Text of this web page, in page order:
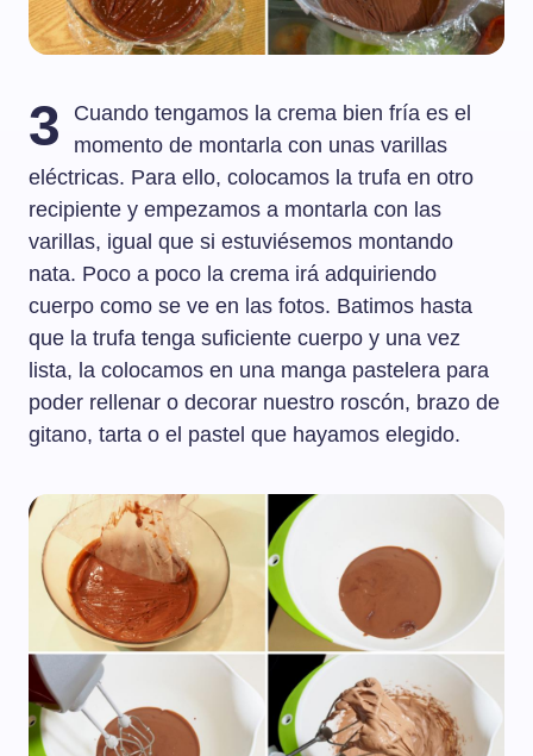
3
Cuando tengamos la crema bien fría es el
momento de montarla con unas varillas
eléctricas. Para ello, colocamos la trufa en otro
recipiente y empezamos a montarla con las
varillas, igual que si estuviésemos montando
nata. Poco a poco la crema irá adquiriendo
cuerpo como se ve en las fotos. Batimos hasta
que la trufa tenga suficiente cuerpo y una vez
lista, la colocamos en una manga pastelera para
poder rellenar o decorar nuestro roscón, brazo de
gitano, tarta o el pastel que hayamos elegido.